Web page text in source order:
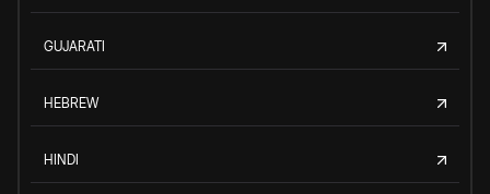
GUJARATI
HEBREW
HINDI